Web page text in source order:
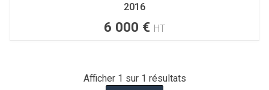
2016
6 000 € HT
Afficher 1 sur 1 résultats